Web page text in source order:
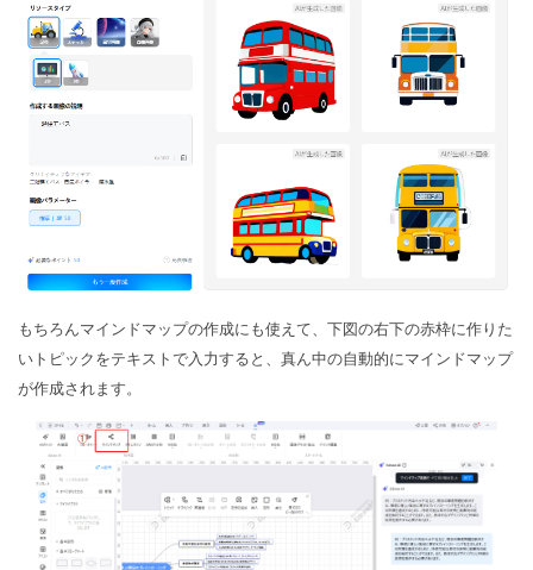
もちろんマインドマップの作成にも使えて、下図の右下の赤枠に作りた
いトピックをテキストで入力すると、真ん中の自動的にマインドマップ
が作成されます。